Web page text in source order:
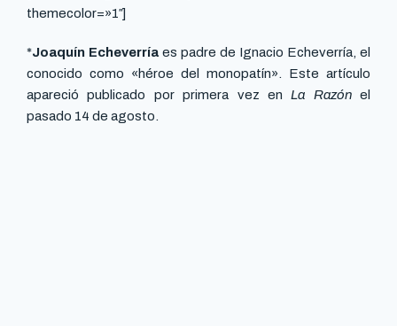
themecolor=»1″]
*Joaquín Echeverría es padre de Ignacio Echeverría, el
conocido como «héroe del monopatín». Este artículo
apareció publicado por primera vez enLa Razónel
pasado 14 de agosto.